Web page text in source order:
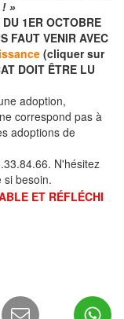
»
1ER OCTOBRE
FAUT VENIR AVEC
(cliquer sur
DOIT ÊTRE LU
adoption,
correspond pas à
adoptions de
N'hésitez
si besoin.
ET RÉFLÉCHI